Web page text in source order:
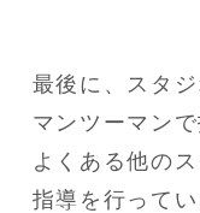
最後に、スタ
マンツーマン
よくある他の
指導を行って